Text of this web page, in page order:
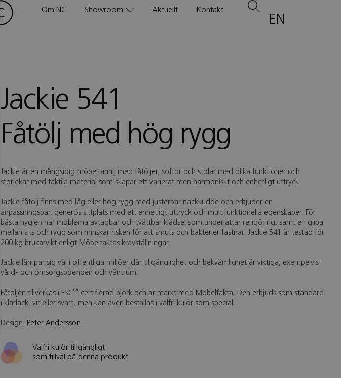
Om NC Showroom Aktuellt Kontakt
EN
Jackie 541
Fåtölj med hög rygg
Jackie är en mångsidig möbelfamilj med fåtöljer, soffor och stolar med olika funktioner och
storlekar med taktila material som skapar ett varierat men harmoniskt och enhetligt uttryck.
Jackie fåtölj finns med låg eller hög rygg med justerbar nackkudde och erbjuder en
anpassningsbar, generös sittplats med ett enhetligt uttryck och multifunktionella egenskaper. För
bästa hygien har möblerna avtagbar och tvättbar klädsel som underlättar rengöring, samt en glipa
mellan sits och rygg som minskar risken för att smuts och bakterier fastnar. Jackie 541 är testad för
200 kg brukarvikt enligt Möbelfaktas kravställningar.
Jackie lämpar sig väl i offentliga miljöer där tillgänglighet och bekvämlighet är viktiga, exempelvis
vård- och omsorgsboenden och väntrum.
Fåtöljen tillverkas i FSC®-certifierad björk och är märkt med Möbelfakta. Den erbjuds som standard
i klarlack, vit eller svart, men kan även beställas i valfri kulör som special.
Design: Peter Andersson
Valfri kulör tillgängligt
som tillval på denna produkt.